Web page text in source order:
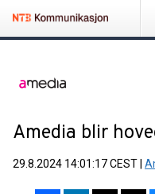
Amedia blir
29.8.2024 14:01:17 CEST